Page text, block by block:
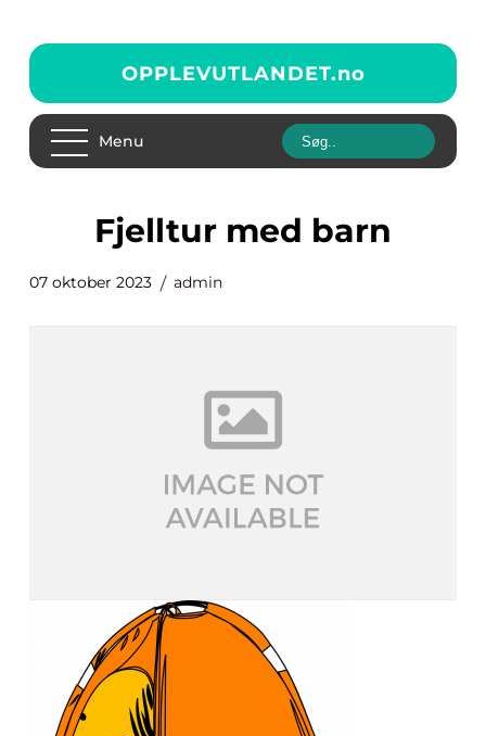
OPPLEVUTLANDET.no
Menu
fjelltur med barn
07 oktober 2023 admin